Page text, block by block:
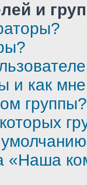
и
и как
группы?
«Наша